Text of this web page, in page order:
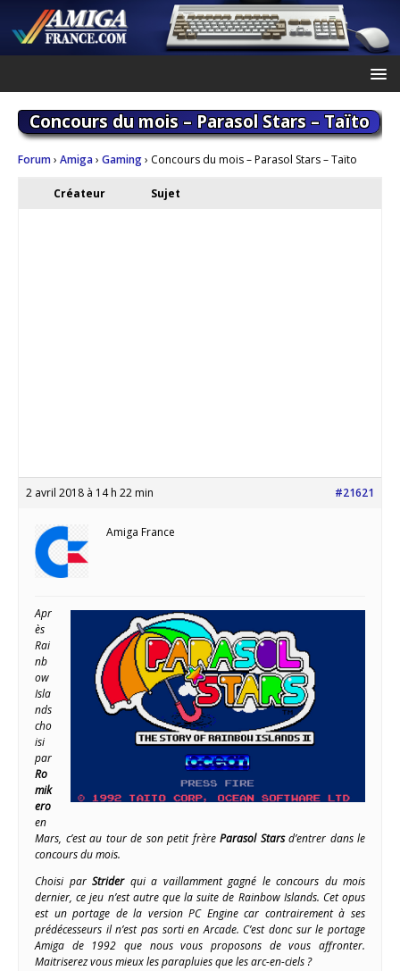
Concours du mois – Parasol Stars – Taïto
Forum› Amiga› Gaming› Concours du mois – Parasol Stars – Taïto
Créateur Sujet
2 avril 2018 à 14 h 22 min #21621
Amiga France
Apr
ès
Rai
nb
ow
Isla
nds
cho
isi
par
Ro
mik
ero
en
Mars, c’est au tour de son petit frère Parasol Starsd’entrer dans le
concours du mois.
Choisi par Striderqui a vaillamment gagné le concours du mois
dernier, ce jeu n’est autre que la suite de Rainbow Islands. Cet opus
est un portage de la version PC Engine car contrairement à ses
prédécesseurs il n’est pas sorti en Arcade. C’est donc sur le portage
Amiga de 1992 que nous vous proposons de vous affronter.
Maitriserez vous mieux les parapluies que les arc-en-ciels ?